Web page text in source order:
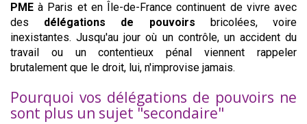
PME à Paris et en Île-de-France continuent de vivre avec
des délégations de pouvoirs bricolées, voire
inexistantes. Jusqu'au jour où un contrôle, un accident du
travail ou un contentieux pénal viennent rappeler
brutalement que le droit, lui, n'improvise jamais.
Pourquoi vos délégations de pouvoirs ne
sont plus un sujet "secondaire"